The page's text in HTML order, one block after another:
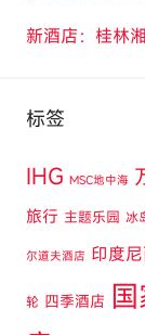
新酒店：桂林
标签
IHG MSC地中海
旅行 主题乐园 冰
尔道夫酒店 印度
轮 四季酒店